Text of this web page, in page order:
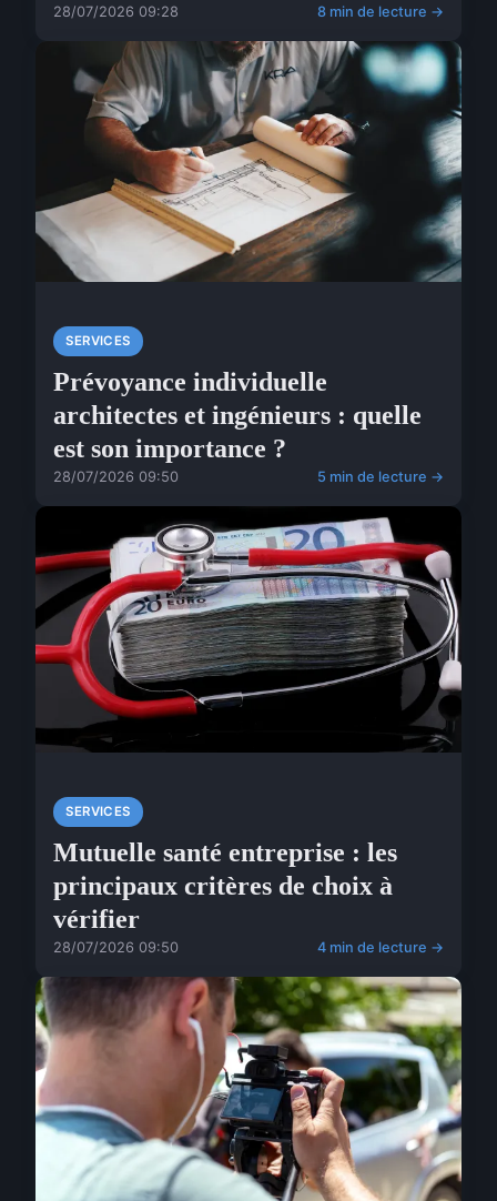
28/07/2026 09:28 8 min de lecture →
SERVICES
Prévoyance individuelle
architectes et ingénieurs : quelle
est son importance ?
28/07/2026 09:50 5 min de lecture →
SERVICES
Mutuelle santé entreprise : les
principaux critères de choix à
vérifier
28/07/2026 09:50 4 min de lecture →